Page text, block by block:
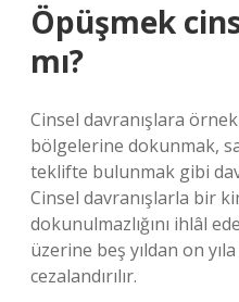
Öpüşmek
mı?
Cinsel davranışlara
bölgelerine dokunmak,
teklifte bulunmak gibi
Cinsel davranışlarla bir
dokunulmazlığını ihlâl
üzerine beş yıldan on
cezalandırılır.